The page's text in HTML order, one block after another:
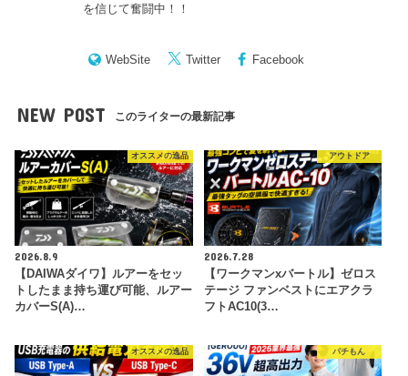
を信じて奮闘中！！
WebSite Twitter Facebook
NEW POST このライターの最新記事
オススメの逸品
2026.8.9
【DAIWAダイワ】ルアーをセッ
トしたまま持ち運び可能、ルアー
カバーS(A)…
アウトドア
2026.7.28
【ワークマンxバートル】ゼロス
テージ ファンベストにエアクラ
フトAC10(3…
オススメの逸品 パチもん